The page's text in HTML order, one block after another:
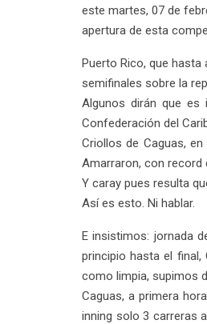
este martes, 07 de
apertura de esta
Puerto Rico, que
semifinales sobre la
Algunos dirán que
Confederación del
Criollos de Caguas,
Amarraron, con record
Y caray pues resulta
Así es esto. Ni hablar.
E insistimos: jornada
principio hasta el
como limpia, supimos
Caguas, a primera
inning solo 3 carreras